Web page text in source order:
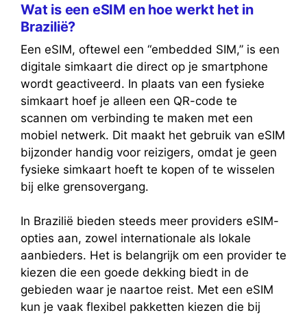
Wat is een eSIM en hoe werkt het in
Brazilië?
Een eSIM, oftewel een “embedded SIM,” is een
digitale simkaart die direct op je smartphone
wordt geactiveerd. In plaats van een fysieke
simkaart hoef je alleen een QR-code te
scannen om verbinding te maken met een
mobiel netwerk. Dit maakt het gebruik van eSIM
bijzonder handig voor reizigers, omdat je geen
fysieke simkaart hoeft te kopen of te wisselen
bij elke grensovergang.
In Brazilië bieden steeds meer providers eSIM-
opties aan, zowel internationale als lokale
aanbieders. Het is belangrijk om een provider te
kiezen die een goede dekking biedt in de
gebieden waar je naartoe reist. Met een eSIM
kun je vaak flexibel pakketten kiezen die bij